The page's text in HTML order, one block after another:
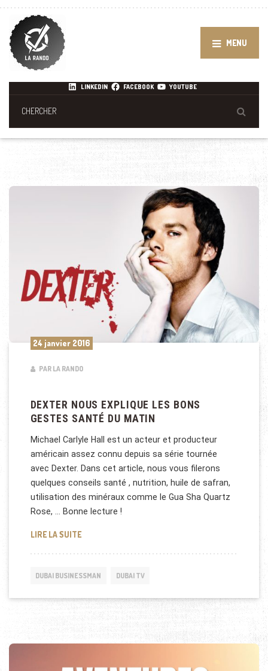
MENU
LINKEDIN FACEBOOK YOUTUBE
24 janvier 2016
PAR LA RANDO
DEXTER NOUS EXPLIQUE LES BONS
GESTES SANTÉ DU MATIN
Michael Carlyle Hall est un acteur et producteur
américain assez connu depuis sa série tournée
avec Dexter. Dans cet article, nous vous filerons
quelques conseils santé , nutrition, huile de safran,
utilisation des minéraux comme le Gua Sha Quartz
Rose, … Bonne lecture !
LIRE LA SUITEDEXTER NOUS EXPLIQUE LES BONS GESTES SANTÉ
DUBAI BUSINESSMAN DUBAI TV